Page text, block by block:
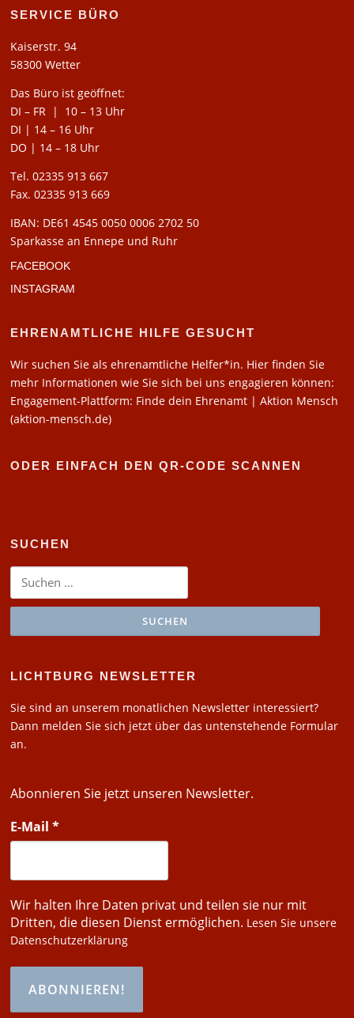
SERVICE BÜRO
Kaiserstr. 94
58300 Wetter
Das Büro ist geöffnet:
DI – FR | 10 – 13 Uhr
DI | 14 – 16 Uhr
DO | 14 – 18 Uhr
Tel. 02335 913 667
Fax. 02335 913 669
IBAN: DE61 4545 0050 0006 2702 50
Sparkasse an Ennepe und Ruhr
FACEBOOK
INSTAGRAM
EHRENAMTLICHE HILFE GESUCHT
Wir suchen Sie als ehrenamtliche Helfer*in. Hier finden Sie
mehr Informationen wie Sie sich bei uns engagieren können:
Engagement-Plattform: Finde dein Ehrenamt | Aktion Mensch
(aktion-mensch.de)
ODER EINFACH DEN QR-CODE SCANNEN
SUCHEN
Suchen
LICHTBURG NEWSLETTER
Sie sind an unserem monatlichen Newsletter interessiert?
Dann melden Sie sich jetzt über das untenstehende Formular
an.
Abonnieren Sie jetzt unseren Newsletter.
E-Mail*
Wir halten Ihre Daten privat und teilen sie nur mit
Dritten, die diesen Dienst ermöglichen. Lesen Sie unsere
Datenschutzerklärung